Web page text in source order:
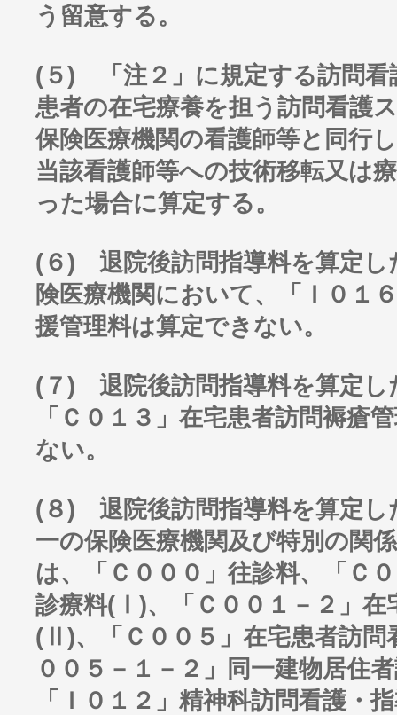
う留意する。
(５) 「注２」に規定する訪問看
患者の在宅療養を担う訪問看護
保険医療機関の看護師等と同行
当該看護師等への技術移転又は
った場合に算定する。
(６) 退院後訪問指導料を算定し
険医療機関において、「Ｉ０１
援管理料は算定できない。
(７) 退院後訪問指導料を算定し
「Ｃ０１３」在宅患者訪問褥瘡
ない。
(８) 退院後訪問指導料を算定し
一の保険医療機関及び特別の関
は、「Ｃ０００」往診料、「Ｃ
診療料(Ⅰ)、「Ｃ００１－２」在
(Ⅱ)、「Ｃ００５」在宅患者訪問
００５－１－２」同一建物居住
「Ｉ０１２」精神科訪問看護・